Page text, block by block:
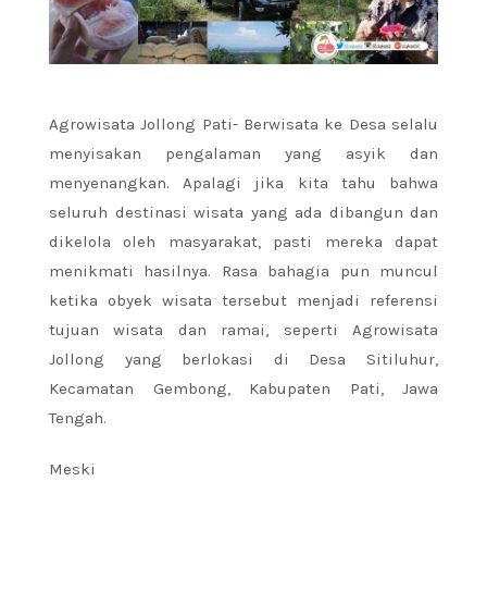
Agrowisata Jollong Pati- Berwisata ke Desa selalu
menyisakan pengalaman yang asyik dan
menyenangkan. Apalagi jika kita tahu bahwa
seluruh destinasi wisata yang ada dibangun dan
dikelola oleh masyarakat, pasti mereka dapat
menikmati hasilnya. Rasa bahagia pun muncul
ketika obyek wisata tersebut menjadi referensi
tujuan wisata dan ramai, seperti Agrowisata
Jollong yang berlokasi di Desa Sitiluhur,
Kecamatan Gembong, Kabupaten Pati, Jawa
Tengah.
Meski